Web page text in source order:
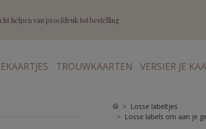
helpen van proefdruk tot bestelling
TROUWKAARTEN VERSIER JE
Losse labeltjes
Losse labels om aan je